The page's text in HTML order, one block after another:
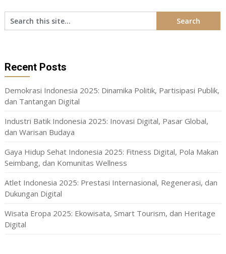
Recent Posts
Demokrasi Indonesia 2025: Dinamika Politik, Partisipasi Publik,
dan Tantangan Digital
Industri Batik Indonesia 2025: Inovasi Digital, Pasar Global,
dan Warisan Budaya
Gaya Hidup Sehat Indonesia 2025: Fitness Digital, Pola Makan
Seimbang, dan Komunitas Wellness
Atlet Indonesia 2025: Prestasi Internasional, Regenerasi, dan
Dukungan Digital
Wisata Eropa 2025: Ekowisata, Smart Tourism, dan Heritage
Digital